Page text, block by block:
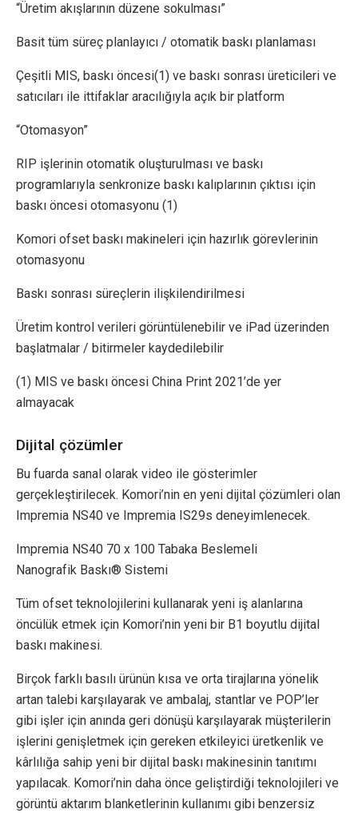
“Üretim akışlarının düzene sokulması”
Basit tüm süreç planlayıcı / otomatik baskı planlaması
Çeşitli MIS, baskı öncesi(1) ve baskı sonrası üreticileri ve
satıcıları ile ittifaklar aracılığıyla açık bir platform
“Otomasyon”
RIP işlerinin otomatik oluşturulması ve baskı
programlarıyla senkronize baskı kalıplarının çıktısı için
baskı öncesi otomasyonu (1)
Komori ofset baskı makineleri için hazırlık görevlerinin
otomasyonu
Baskı sonrası süreçlerin ilişkilendirilmesi
Üretim kontrol verileri görüntülenebilir ve iPad üzerinden
başlatmalar / bitirmeler kaydedilebilir
(1) MIS ve baskı öncesi China Print 2021’de yer
almayacak
Dijital çözümler
Bu fuarda sanal olarak video ile gösterimler
gerçekleştirilecek. Komori’nin en yeni dijital çözümleri olan
Impremia NS40 ve Impremia IS29s deneyimlenecek.
Impremia NS40 70 x 100 Tabaka Beslemeli
Nanografik Baskı® Sistemi
Tüm ofset teknolojilerini kullanarak yeni iş alanlarına
öncülük etmek için Komori’nin yeni bir B1 boyutlu dijital
baskı makinesi.
Birçok farklı basılı ürünün kısa ve orta tirajlarına yönelik
artan talebi karşılayarak ve ambalaj, stantlar ve POP’ler
gibi işler için anında geri dönüşü karşılayarak müşterilerin
işlerini genişletmek için gereken etkileyici üretkenlik ve
kârlılığa sahip yeni bir dijital baskı makinesinin tanıtımı
yapılacak. Komori’nin daha önce geliştirdiği teknolojileri ve
görüntü aktarım blanketlerinin kullanımı gibi benzersiz